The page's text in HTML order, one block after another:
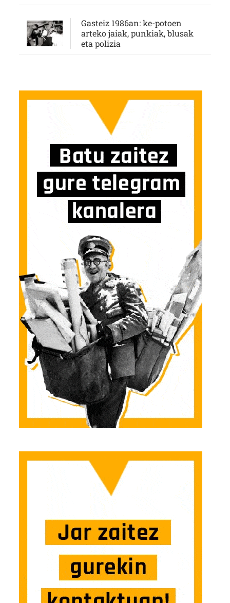
Gasteiz 1986an: ke-potoen
arteko jaiak, punkiak, blusak
eta polizia